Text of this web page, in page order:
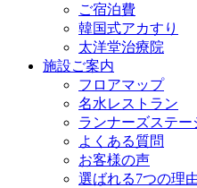
ご宿泊費
韓国式アカすり
太洋堂治療院
施設ご案内
フロアマップ
名水レストラン
ランナーズステー
よくある質問
お客様の声
選ばれる7つの理